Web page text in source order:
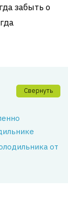
забыть о
Свернуть
от